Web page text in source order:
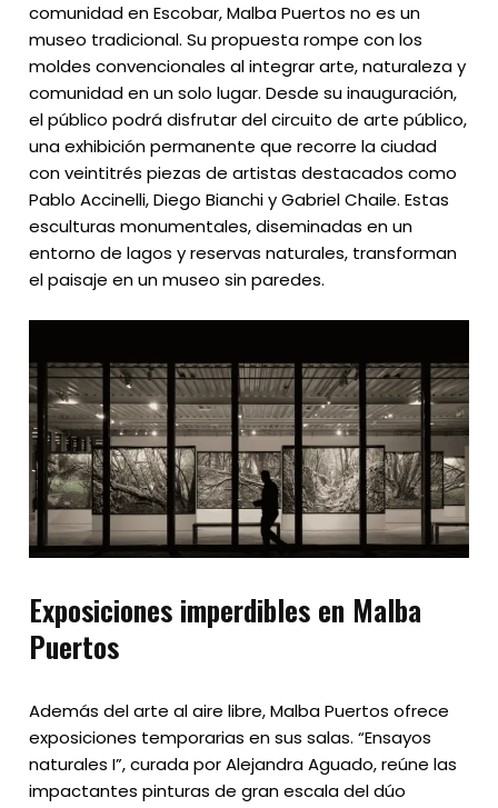
comunidad en Escobar, Malba Puertos no es un
museo tradicional. Su propuesta rompe con los
moldes convencionales al integrar arte, naturaleza y
comunidad en un solo lugar. Desde su inauguración,
el público podrá disfrutar del circuito de arte público,
una exhibición permanente que recorre la ciudad
con veintitrés piezas de artistas destacados como
Pablo Accinelli, Diego Bianchi y Gabriel Chaile. Estas
esculturas monumentales, diseminadas en un
entorno de lagos y reservas naturales, transforman
el paisaje en un museo sin paredes.
Exposiciones imperdibles en Malba
Puertos
Además del arte al aire libre, Malba Puertos ofrece
exposiciones temporarias en sus salas. “Ensayos
naturales I”, curada por Alejandra Aguado, reúne las
impactantes pinturas de gran escala del dúo